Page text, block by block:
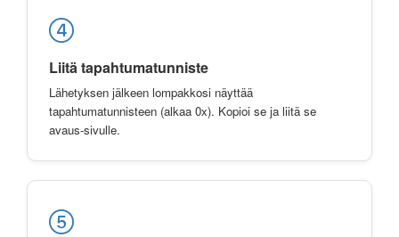
Liitä tapahtumatunniste
Lähetyksen jälkeen lompakkosi näyttää
tapahtumatunnisteen (alkaa 0x). Kopioi se ja liitä se
avaus-sivulle.